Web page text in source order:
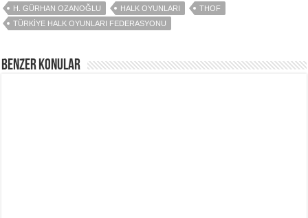
H. GÜRHAN OZANOĞLU
HALK OYUNLARI
THOF
TÜRKIYE HALK OYUNLARI FEDERASYONU
Benzer Konular